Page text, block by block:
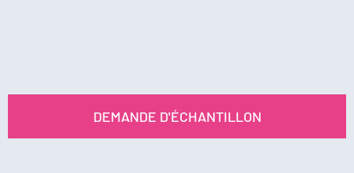
DEMANDE D'ÉCHANTILLON